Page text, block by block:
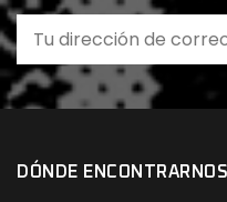
DÓNDE ENCONTRARNOS